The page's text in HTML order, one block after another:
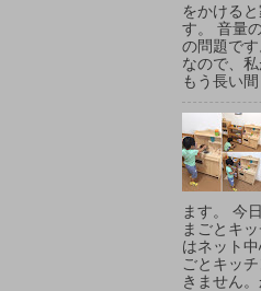
をかける
す。 音量
の問題です
なので、
もう長い
ます。 今
まごとキ
はネット
ごとキッ
きません。